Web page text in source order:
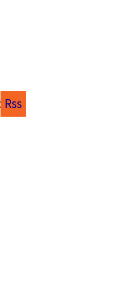
Rss